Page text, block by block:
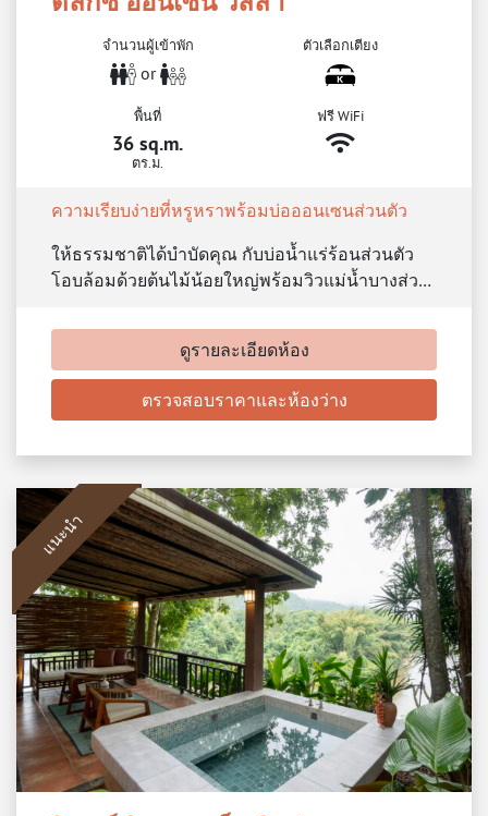
จำนวนผู้เข้าพัก
or
ตัวเลือกเตียง
พื้นที่
36 sq.m.
ตร.ม.
ฟรี WiFi
ความเรียบง่ายที่หรูหราพร้อมบ่อออนเซนส่วนตัว
ให้ธรรมชาติได้บำบัดคุณ กับบ่อน้ำแร่ร้อนส่วนตัว
โอบล้อมด้วยต้นไม้น้อยใหญ่พร้อมวิวแม่น้ำบางส่ว…
ดูรายละเอียดห้อง
ตรวจสอบราคาและห้องว่าง
แนะนำ